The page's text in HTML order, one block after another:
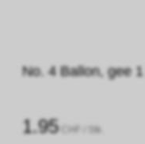
No. 4 Ballon, gee
1.95 / Stk.